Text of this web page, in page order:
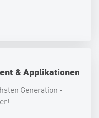
& Applikationen
Generation -